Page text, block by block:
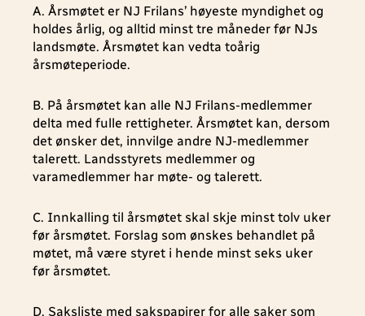
A. Årsmøtet er NJ Frilans’ høyeste myndighet og
holdes årlig, og alltid minst tre måneder før NJs
landsmøte. Årsmøtet kan vedta toårig
årsmøteperiode.
B. På årsmøtet kan alle NJ Frilans-medlemmer
delta med fulle rettigheter. Årsmøtet kan, dersom
det ønsker det, innvilge andre NJ-medlemmer
talerett. Landsstyrets medlemmer og
varamedlemmer har møte- og talerett.
C. Innkalling til årsmøtet skal skje minst tolv uker
før årsmøtet. Forslag som ønskes behandlet på
møtet, må være styret i hende minst seks uker
før årsmøtet.
D. Saksliste med sakspapirer for alle saker som